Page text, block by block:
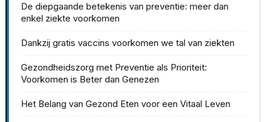
De diepgaande betekenis van preventie: meer dan
enkel ziekte voorkomen
Dankzij gratis vaccins voorkomen we tal van ziekten
Gezondheidszorg met Preventie als Prioriteit:
Voorkomen is Beter dan Genezen
Het Belang van Gezond Eten voor een Vitaal Leven